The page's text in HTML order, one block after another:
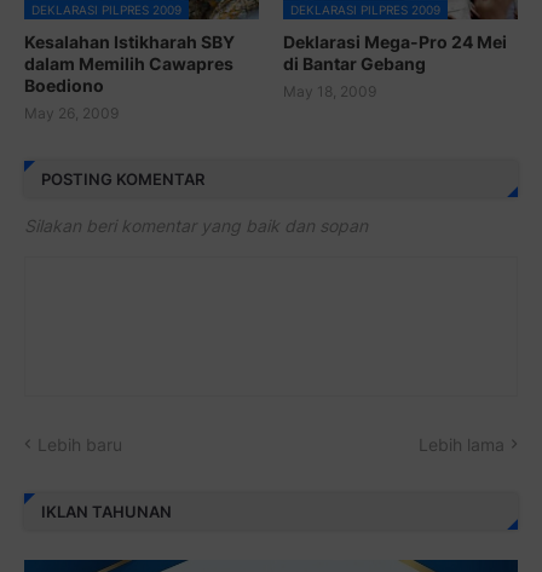
DEKLARASI PILPRES 2009
Kesalahan Istikharah SBY
dalam Memilih Cawapres
Boediono
May 26, 2009
DEKLARASI PILPRES 2009
Deklarasi Mega-Pro 24 Mei
di Bantar Gebang
May 18, 2009
POSTING KOMENTAR
Silakan beri komentar yang baik dan sopan
Lebih baru Lebih lama
IKLAN TAHUNAN